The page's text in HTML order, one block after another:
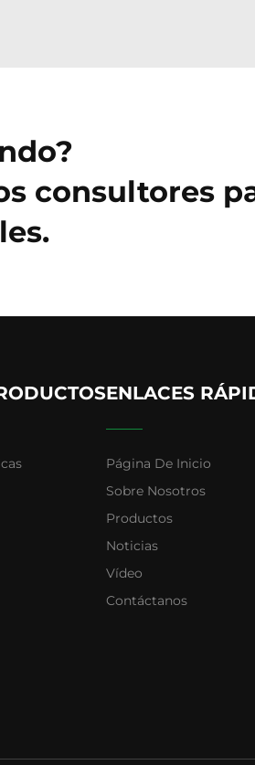
consultores
ENLACES
Página De Inicio
Sobre Nosotros
Productos
Noticias
Vídeo
Contáctanos